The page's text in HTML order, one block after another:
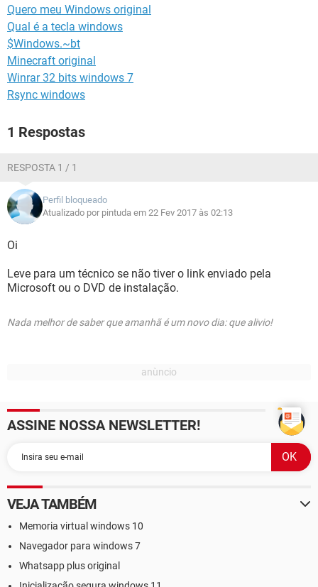
Quero meu Windows original
Qual é a tecla windows
$Windows.~bt
Minecraft original
Winrar 32 bits windows 7
Rsync windows
1 Respostas
RESPOSTA 1 / 1
Perfil bloqueado
Atualizado por pintuda em 22 Fev 2017 às 02:13
Oi
Leve para um técnico se não tiver o link enviado pela
Microsoft ou o DVD de instalação.
Nada melhor de saber que amanhã é um novo dia: que alivio!
ASSINE NOSSA NEWSLETTER!
VEJA TAMBÉM
Memoria virtual windows 10
Navegador para windows 7
Whatsapp plus original